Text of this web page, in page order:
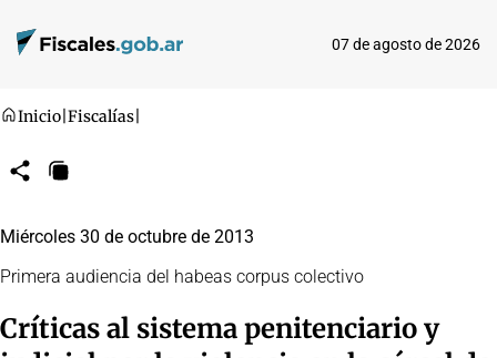
07 de agosto de 2026
Inicio Fiscalías
CompartirCopiar
Miércoles 30 de octubre de 2013
Primera audiencia del habeas corpus colectivo
Críticas al sistema penitenciario y